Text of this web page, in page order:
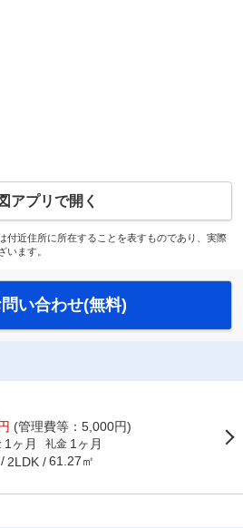
アプリで開く
近住所に所在することを表すものであり、実際
います。
い合わせ(無料)
(管理費等：5,000円)
1ヶ月 礼金 1ヶ月
2LDK 61.27㎡